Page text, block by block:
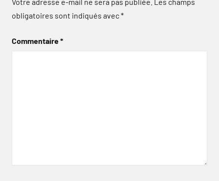
obligatoires sont indiqués avec*
Commentaire*